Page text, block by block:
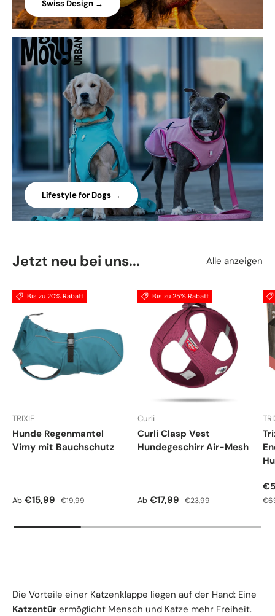
Swiss Design →
Lifestyle for Dogs →
Jetzt neu bei uns... Alle anzeigen
Bis zu 20% Rabatt
TRIXIE
Hunde Regenmantel
Vimy mit Bauchschutz
Verkaufspreis
Ab €15,99 Normaler Preis
€19,99
Bis zu 25% Rabatt
Curli
Curli Clasp Vest
Hundegeschirr Air-Mesh
Verkaufspreis
Ab €17,99 Normaler Preis
€23,99
Die Vorteile einer Katzenklappe liegen auf der Hand: Eine
Katzentür ermöglicht Mensch und Katze mehr Freiheit.